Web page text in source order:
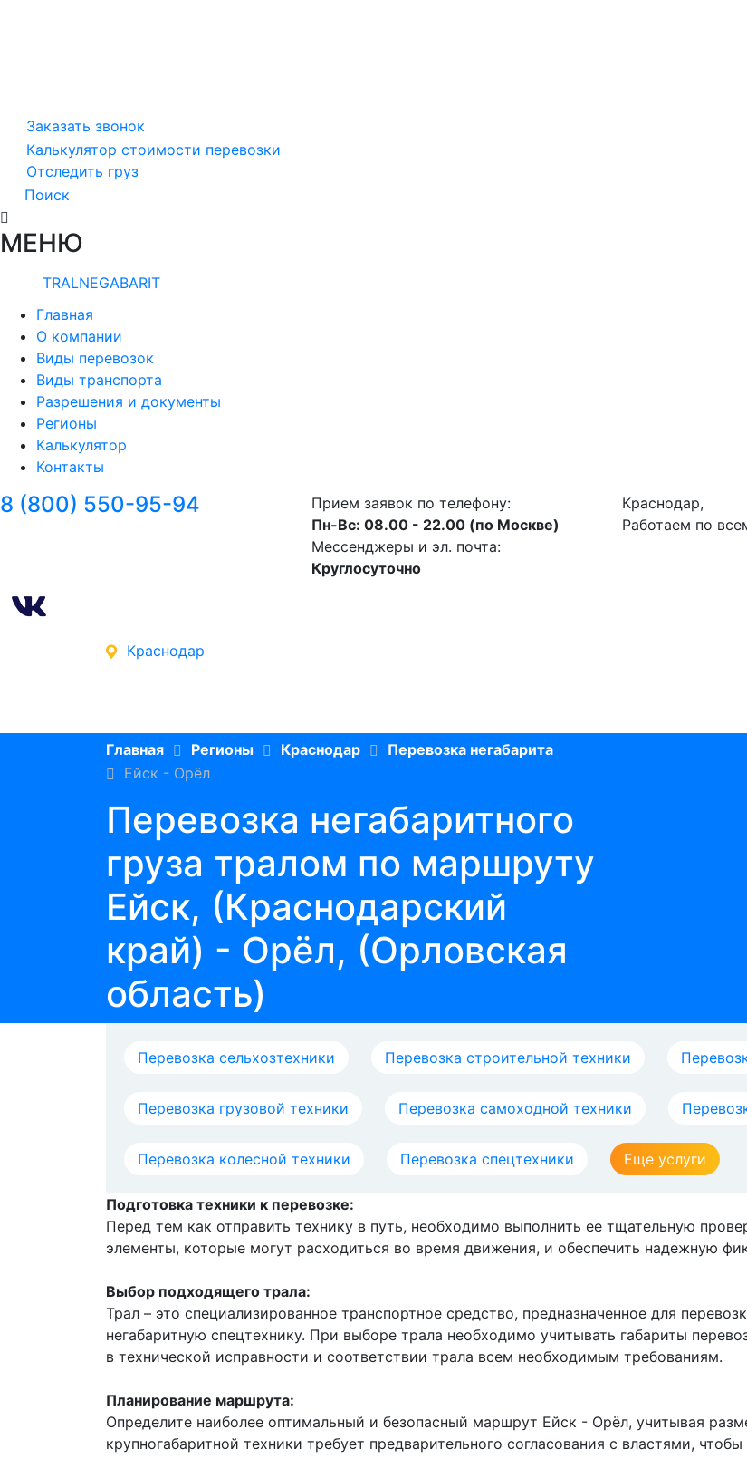
Заказать звонок
Калькулятор стоимости перевозки
Отследить груз
Поиск
МЕНЮ
TRALNEGABARIT
Главная
О компании
Виды перевозок
Виды транспорта
Разрешения и документы
Регионы
Калькулятор
Контакты
8 (800) 550-95-94
Прием заявок по телефону:
Пн-Вс: 08.00 - 22.00 (по Москве)
Мессенджеры и эл. почта:
Круглосуточно
Краснодар,
Работаем по
Краснодар
Главная Регионы Краснодар
Перевозка негабарита
Ейск - Орёл
Перевозка негабаритного
груза тралом по маршруту
Ейск, (Краснодарский
край) - Орёл, (Орловская
область)
Перевозка сельхозтехники Перевозка строительной техники
Перевозка грузовой техники Перевозка самоходной техники
Перевозка колесной техники Перевозка спецтехники Еще услуги
Подготовка техники к перевозке:
Перед тем как отправить технику в путь, необходимо выполнить ее тщательную
элементы, которые могут расходиться во время движения, и обеспечить надежную
Выбор подходящего трала:
Трал – это специализированное транспортное средство, предназначенное для
негабаритную спецтехнику. При выборе трала необходимо учитывать габариты
в технической исправности и соответствии трала всем необходимым требованиям.
Планирование маршрута:
Определите наиболее оптимальный и безопасный маршрут Ейск - Орёл, учитывая
крупногабаритной техники требует предварительного согласования с властями,